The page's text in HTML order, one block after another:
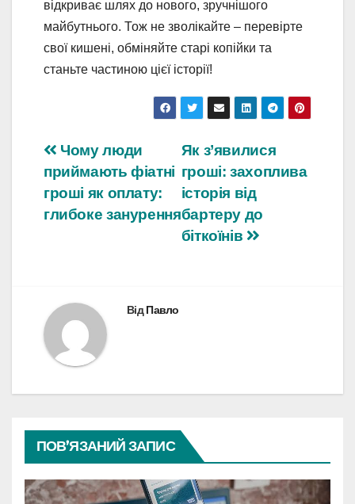
відкриває шлях до нового, зручнішого
майбутнього. Тож не зволікайте – перевірте
свої кишені, обміняйте старі копійки та
станьте частиною цієї історії!
Навігація
записів
Як з’явилися
гроші: захоплива
історія від
бартеру до
біткоїнів
Чому люди
приймають фіатні
гроші як оплату:
глибоке занурення
ВідПавло
ПОВ’ЯЗАНИЙ ЗАПИС